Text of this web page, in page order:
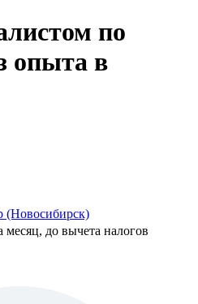
по
опыта в
(Новосибирск)
месяц, до вычета налогов